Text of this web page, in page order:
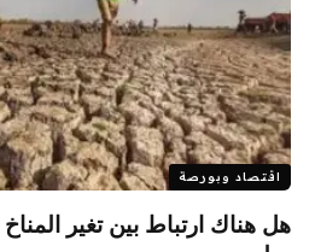
اقتصاد وبورصة
هل هناك ارتباط بين تغير